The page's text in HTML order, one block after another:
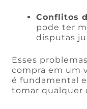
Conflitos
pode ter
disputas
Esses
compra em um
é fundamental
tomar qualquer